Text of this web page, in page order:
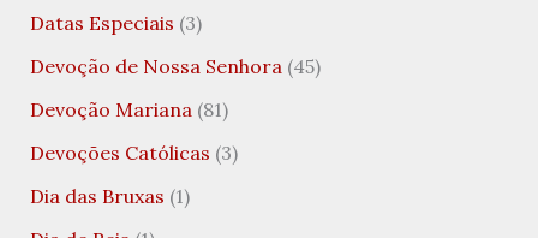
Datas Especiais (3)
Devoção de Nossa Senhora(45)
Devoção Mariana(81)
Devoções Católicas (3)
Dia das Bruxas (1)